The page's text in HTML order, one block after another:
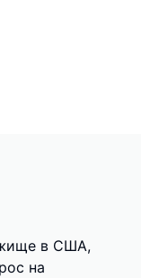
в США,
на